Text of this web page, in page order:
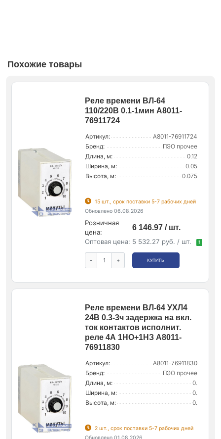
Похожие товары
Реле времени ВЛ-64
110/220В 0.1-1мин A8011-
76911724
Артикул:
A8011-76911724
Бренд:
ПЭО прочее
Длина, м:
0.12
Ширина, м:
0.05
Высота, м:
0.075
15 шт., срок поставки 5-7 рабочих дней
Обновлено 06.08.2026
Розничная
цена:
6 146.97 / шт.
Оптовая цена: 5 532.27 руб. / шт. !
- + КУПИТЬ
Реле времени ВЛ-64 УХЛ4
24В 0.3-3ч задержка на вкл.
ток контактов исполнит.
реле 4А 1НО+1НЗ A8011-
76911830
Артикул:
A8011-76911830
Бренд:
ПЭО прочее
Длина, м:
0.
Ширина, м:
0.
Высота, м:
0.
2 шт., срок поставки 5-7 рабочих дней
Обновлено 01.08.2026